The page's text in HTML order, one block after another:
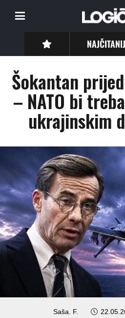
Šokantan
– NATO bi
ukrajinskim
Saša. F.